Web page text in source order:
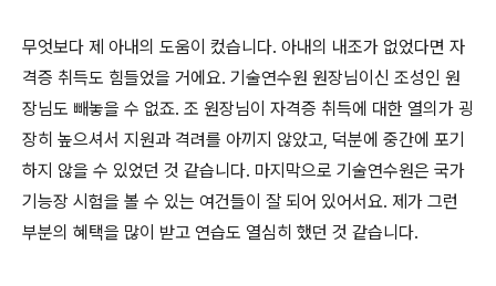
무엇보다 제 아내의 도움이 컸습니다. 아내의 내조가 없었다면 자
격증 취득도 힘들었을 거에요. 기술연수원 원장님이신 조성인 원
장님도 빼놓을 수 없죠. 조 원장님이 자격증 취득에 대한 열의가 굉
장히 높으셔서 지원과 격려를 아끼지 않았고, 덕분에 중간에 포기
하지 않을 수 있었던 것 같습니다. 마지막으로 기술연수원은 국가
기능장 시험을 볼 수 있는 여건들이 잘 되어 있어서요. 제가 그런
부분의 혜택을 많이 받고 연습도 열심히 했던 것 같습니다.